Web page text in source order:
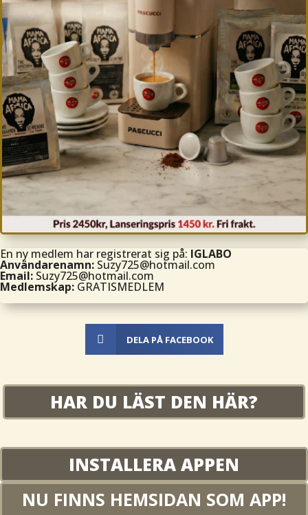
En ny medlem har registrerat sig på: IGLABO
Användarenamn: Suzy725@hotmail.com
Email: Suzy725@hotmail.com
Medlemskap: GRATISMEDLEM
 DELA PÅ FACEBOOK
HAR DU LÄST DEN HÄR?
INSTALLERA APPEN
NU FINNS HEMSIDAN SOM APP!